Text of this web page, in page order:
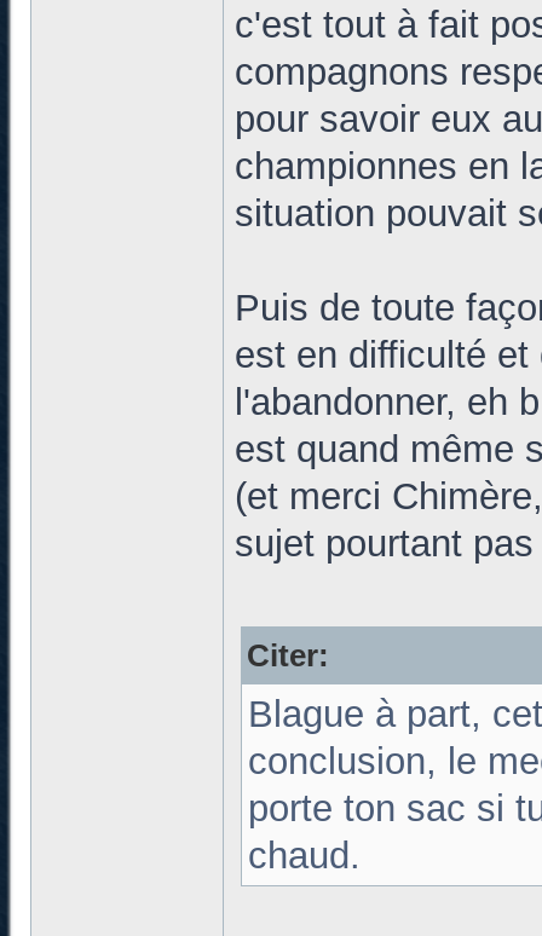
c'est tout à fait
compagnons
pour savoir eux
championnes en
situation pouvait
Puis de toute
est en difficulté
l'abandonner, eh
est quand même
(et merci
sujet pourtant
Citer:
Blague à part,
conclusion, le
porte ton sac si
chaud.